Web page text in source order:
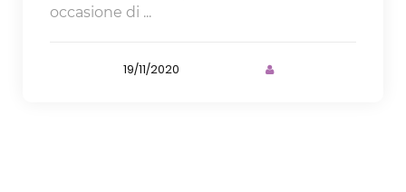
occasione di ...
19/11/2020